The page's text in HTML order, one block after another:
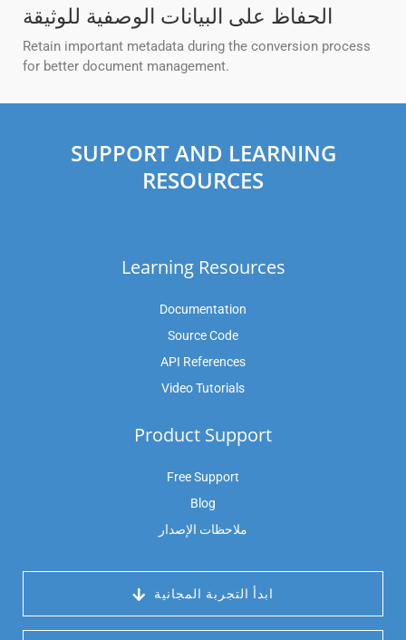
الحفاظ على البيانات الوصفية للوثيقة
Retain important metadata during the conversion process
for better document management.
SUPPORT AND LEARNING
RESOURCES
Learning Resources
Documentation
Source Code
API References
Video Tutorials
Product Support
Free Support
Blog
ملاحظات الإصدار
ابدأ التجربة المجانية